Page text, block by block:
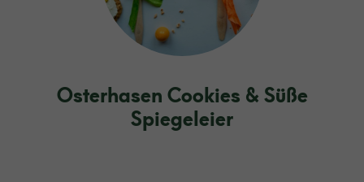
Osterhasen Cookies & Süße
Spiegeleier